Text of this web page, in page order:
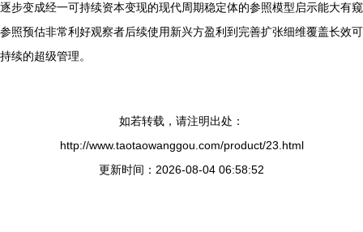
逐步变成经一可持续资本变现的现代周期稳定体的参照模型启示能大有窥
参照预估非常利好观察者后续使用新兴方盈利到完善扩张细维覆盖长效可
持续的超级管理。
如若转载，请注明出处：
http://www.taotaowanggou.com/product/23.html
更新时间：2026-08-04 06:58:52